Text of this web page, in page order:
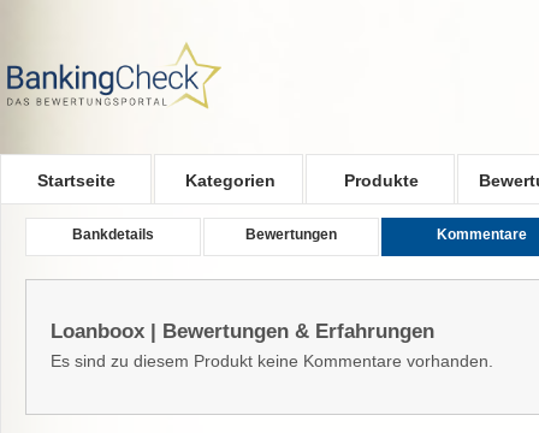
Startseite Kategorien Produkte
Bankdetails Bewertungen Kommentare
Loanboox | Bewertungen & Erfahrungen
Es sind zu diesem Produkt keine Kommentare vorhanden.